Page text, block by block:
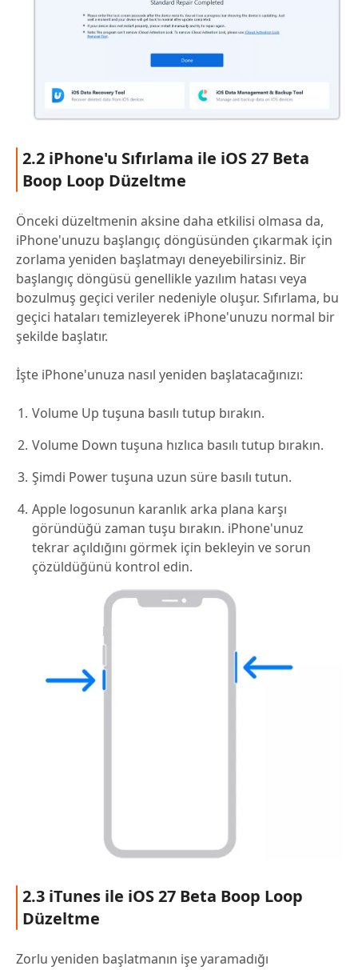
2.2 iPhone'u Sıfırlama ile iOS 27 Beta
Boop Loop Düzeltme
Önceki düzeltmenin aksine daha etkilisi olmasa da,
iPhone'unuzu başlangıç döngüsünden çıkarmak için
zorlama yeniden başlatmayı deneyebilirsiniz. Bir
başlangıç döngüsü genellikle yazılım hatası veya
bozulmuş geçici veriler nedeniyle oluşur. Sıfırlama, bu
geçici hataları temizleyerek iPhone'unuzu normal bir
şekilde başlatır.
İşte iPhone'unuza nasıl yeniden başlatacağınızı:
Volume Up tuşuna basılı tutup bırakın.
Volume Down tuşuna hızlıca basılı tutup bırakın.
Şimdi Power tuşuna uzun süre basılı tutun.
Apple logosunun karanlık arka plana karşı
göründüğü zaman tuşu bırakın. iPhone'unuz
tekrar açıldığını görmek için bekleyin ve sorun
çözüldüğünü kontrol edin.
2.3 iTunes ile iOS 27 Beta Boop Loop
Düzeltme
Zorlu yeniden başlatmanın işe yaramadığı